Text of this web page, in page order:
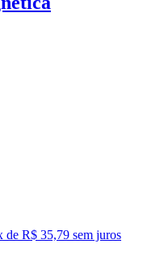
de R$ 35,79 sem juros